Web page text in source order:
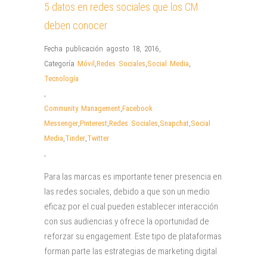
5 datos en redes sociales que los CM
deben conocer
Fecha publicación agosto 18, 2016,
Categoría Móvil ,Redes Sociales,Social Media,
Tecnología
,
Community Management,Facebook
Messenger,Pinterest,Redes Sociales,Snapchat,Social
Media,Tinder,Twitter
,
Para las marcas es importante tener presencia en
las redes sociales, debido a que son un medio
eficaz por el cual pueden establecer interacción
con sus audiencias y ofrece la oportunidad de
reforzar su engagement. Este tipo de plataformas
forman parte las estrategias de marketing digital